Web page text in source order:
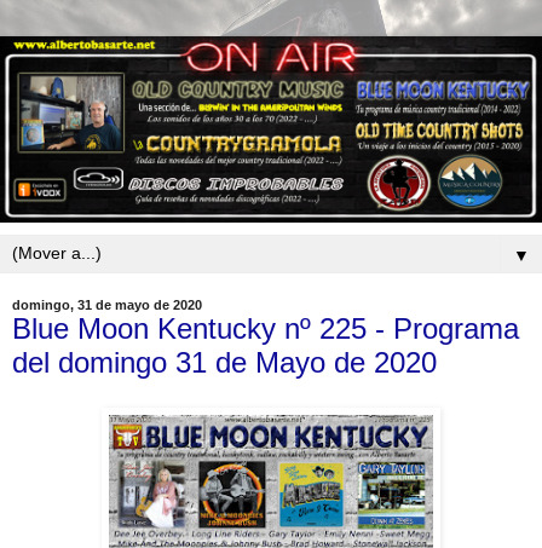
▼
domingo, 31 de mayo de 2020
Blue Moon Kentucky nº 225 - Programa
del domingo 31 de Mayo de 2020